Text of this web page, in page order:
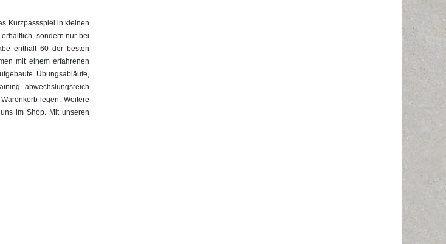
Kurzpassspiel in kleinen
sondern nur bei
enthält 60 der besten
mit einem erfahrenen
Übungsabläufe,
abwechslungsreich
legen. Weitere
im Shop. Mit unseren